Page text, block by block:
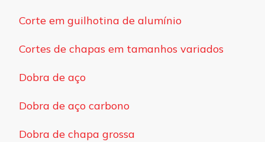
Corte em guilhotina de alumínio
Cortes de chapas em tamanhos variados
Dobra de aço
Dobra de aço carbono
Dobra de chapa grossa